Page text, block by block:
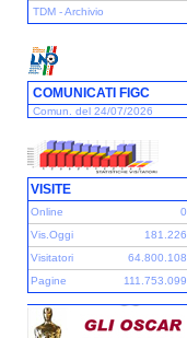
TDM - Archivio
COMUNICATI FIGC
Comun. del 24/07/2026
VISITE
Online
0
Vis.Oggi
181.226
Visitatori
64.800.108
Pagine
111.753.099